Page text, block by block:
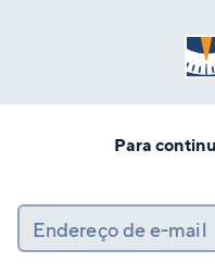
Para
Endereço de e-mail